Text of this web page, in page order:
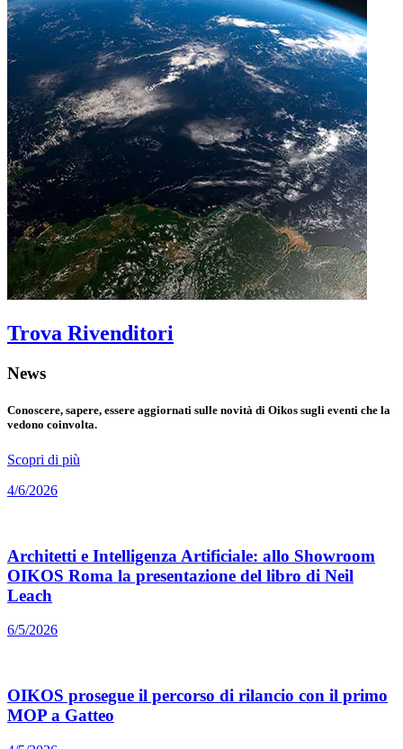
Trova Rivenditori
News
Conoscere, sapere, essere aggiornati sulle novità di Oikos sugli eventi che la
vedono coinvolta.
Scopri di più
4/6/2026
Architetti e Intelligenza Artificiale: allo Showroom
OIKOS Roma la presentazione del libro di Neil
Leach
6/5/2026
OIKOS prosegue il percorso di rilancio con il primo
MOP a Gatteo